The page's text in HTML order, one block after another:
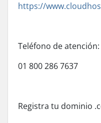
https://
Teléfono de atención:
01 800 286 7637
Registra tu dominio